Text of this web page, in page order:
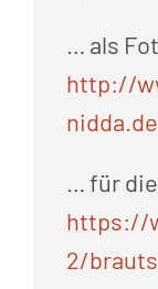
… als
http://
nidda.de
… für
https://
2/